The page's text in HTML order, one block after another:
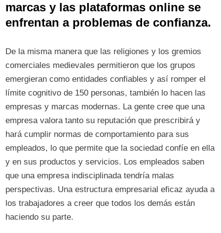
marcas y las plataformas online se
enfrentan a problemas de confianza.
De la misma manera que las religiones y los gremios
comerciales medievales permitieron que los grupos
emergieran como entidades confiables y así romper el
límite cognitivo de 150 personas, también lo hacen las
empresas y marcas modernas. La gente cree que una
empresa valora tanto su reputación que prescribirá y
hará cumplir normas de comportamiento para sus
empleados, lo que permite que la sociedad confíe en ella
y en sus productos y servicios. Los empleados saben
que una empresa indisciplinada tendría malas
perspectivas. Una estructura empresarial eficaz ayuda a
los trabajadores a creer que todos los demás están
haciendo su parte.